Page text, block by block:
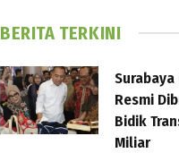
BERITA TERKINI
Surabaya
Resmi
Bidik
Miliar